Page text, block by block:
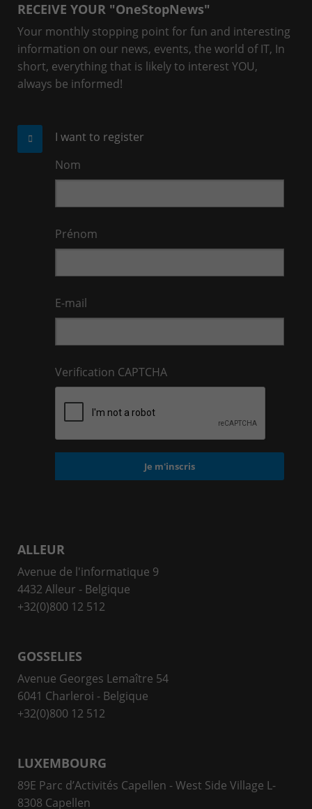
RECEIVE YOUR "OneStopNews"
Your monthly stopping point for fun and interesting
information on our news, events, the world of IT, In
short, everything that is likely to interest YOU,
always be informed!
I want to register
Nom
Prénom
E-mail
Verification CAPTCHA
ALLEUR
Avenue de l'informatique 9
4432 Alleur - Belgique
+32(0)800 12 512
GOSSELIES
Avenue Georges Lemaître 54
6041 Charleroi - Belgique
+32(0)800 12 512
LUXEMBOURG
89E Parc d’Activités Capellen - West Side Village L-
8308 Capellen